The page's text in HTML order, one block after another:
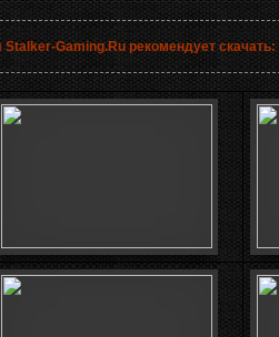
Stalker-Gaming.Ru рекомендует скачать: